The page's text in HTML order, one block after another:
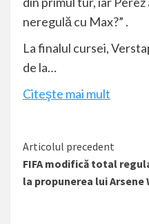
neregulă cu Max?” .
La finalul cursei,
de la…
Citeşte mai mult
Citește
mai
mult
Articolul precedent
FIFA modifică total
la propunerea lui Arsene